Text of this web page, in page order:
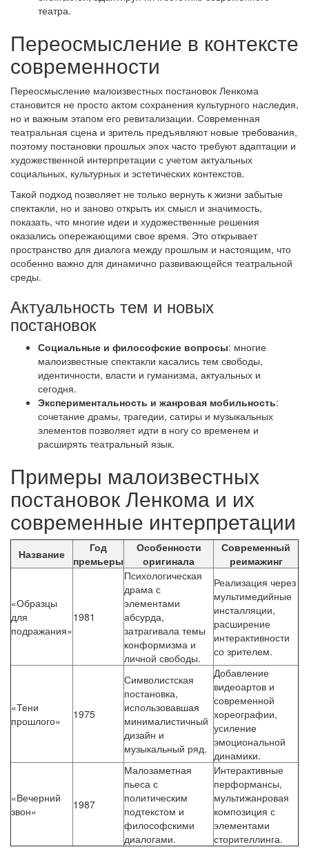
театра.
Переосмысление в контексте
современности
Переосмысление малоизвестных постановок Ленкома
становится не просто актом сохранения культурного наследия,
но и важным этапом его ревитализации. Современная
театральная сцена и зритель предъявляют новые требования,
поэтому постановки прошлых эпох часто требуют адаптации и
художественной интерпретации с учетом актуальных
социальных, культурных и эстетических контекстов.
Такой подход позволяет не только вернуть к жизни забытые
спектакли, но и заново открыть их смысл и значимость,
показать, что многие идеи и художественные решения
оказались опережающими свое время. Это открывает
пространство для диалога между прошлым и настоящим, что
особенно важно для динамично развивающейся театральной
среды.
Актуальность тем и новых
постановок
Социальные и философские вопросы: многие
малоизвестные спектакли касались тем свободы,
идентичности, власти и гуманизма, актуальных и
сегодня.
Экспериментальность и жанровая мобильность:
сочетание драмы, трагедии, сатиры и музыкальных
элементов позволяет идти в ногу со временем и
расширять театральный язык.
Примеры малоизвестных
постановок Ленкома и их
современные интерпретации
Название
Год
премьеры
Особенности
оригинала
Современный
реимажинг
«Образцы
для
подражания»
1981
Психологическая
драма с
элементами
абсурда,
затрагивала темы
конформизма и
личной свободы.
Реализация через
мультимедийные
инсталляции,
расширение
интерактивности
со зрителем.
«Тени
прошлого»
1975
Символистская
постановка,
использовавшая
минималистичный
дизайн и
музыкальный ряд.
Добавление
видеоартов и
современной
хореографии,
усиление
эмоциональной
динамики.
«Вечерний
звон»
1987
Малозаметная
пьеса с
политическим
подтекстом и
философскими
диалогами.
Интерактивные
перформансы,
мультижанровая
композиция с
элементами
сторителлинга.